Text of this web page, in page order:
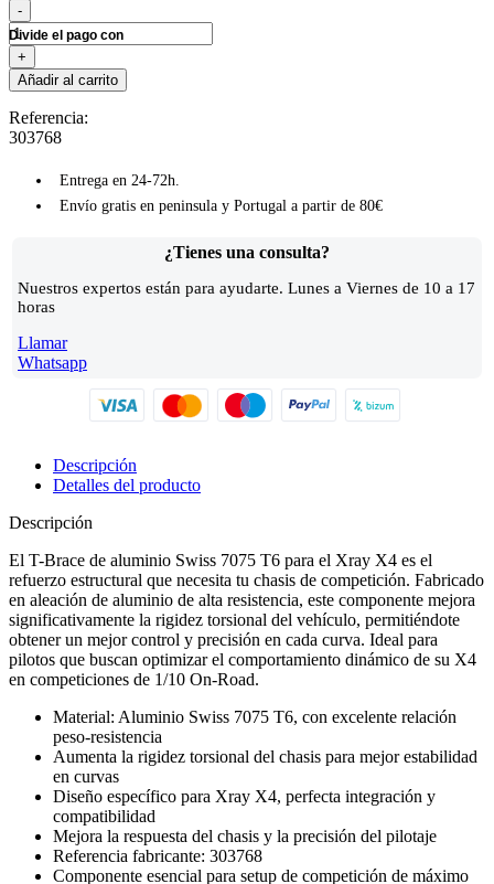
-
+
Añadir al carrito
Referencia:
303768
Entrega en 24-72h.
Envío gratis en peninsula y Portugal a partir de 80€
¿Tienes una consulta?
Nuestros expertos están para ayudarte. Lunes a Viernes de 10 a 17
horas
Llamar
Whatsapp
Descripción
Detalles del producto
Descripción
El T-Brace de aluminio Swiss 7075 T6 para el Xray X4 es el
refuerzo estructural que necesita tu chasis de competición. Fabricado
en aleación de aluminio de alta resistencia, este componente mejora
significativamente la rigidez torsional del vehículo, permitiéndote
obtener un mejor control y precisión en cada curva. Ideal para
pilotos que buscan optimizar el comportamiento dinámico de su X4
en competiciones de 1/10 On-Road.
Material: Aluminio Swiss 7075 T6, con excelente relación
peso-resistencia
Aumenta la rigidez torsional del chasis para mejor estabilidad
en curvas
Diseño específico para Xray X4, perfecta integración y
compatibilidad
Mejora la respuesta del chasis y la precisión del pilotaje
Referencia fabricante: 303768
Componente esencial para setup de competición de máximo